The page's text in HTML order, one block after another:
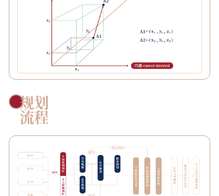
规划
流程